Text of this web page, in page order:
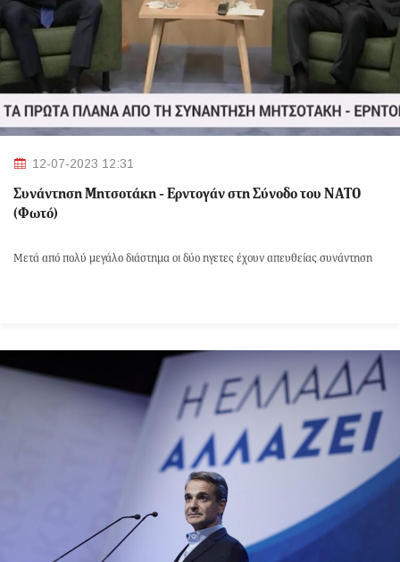
12-07-2023 12:31
Συνάντηση Μητσοτάκη - Ερντογάν στη Σύνοδο του ΝΑΤΟ
(Φωτό)
Μετά από πολύ μεγάλο διάστημα οι δύο ηγετες έχουν απευθείας συνάντηση